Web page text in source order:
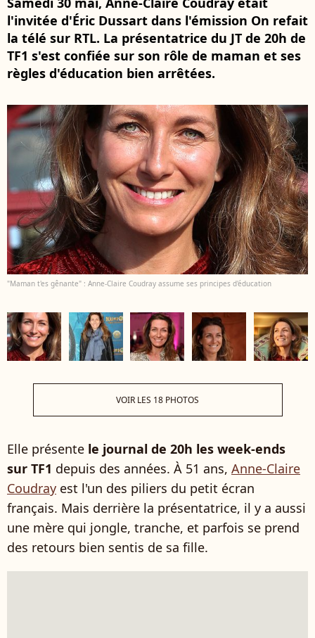
l'invitée d'Éric Dussart dans l'émission On refait
la télé sur RTL. La présentatrice du JT de 20h de
TF1 s'est confiée sur son rôle de maman et ses
règles d'éducation bien arrêtées.
"Maman t'es gênante" : Anne-Claire Coudray assume ses principes d'éducation
VOIR LES 18 PHOTOS
Elle présente le journal de 20h les week-ends
sur TF1 depuis des années. À 51 ans, Anne-Claire
Coudray est l'un des piliers du petit écran
français. Mais derrière la présentatrice, il y a aussi
une mère qui jongle, tranche, et parfois se prend
des retours bien sentis de sa fille.